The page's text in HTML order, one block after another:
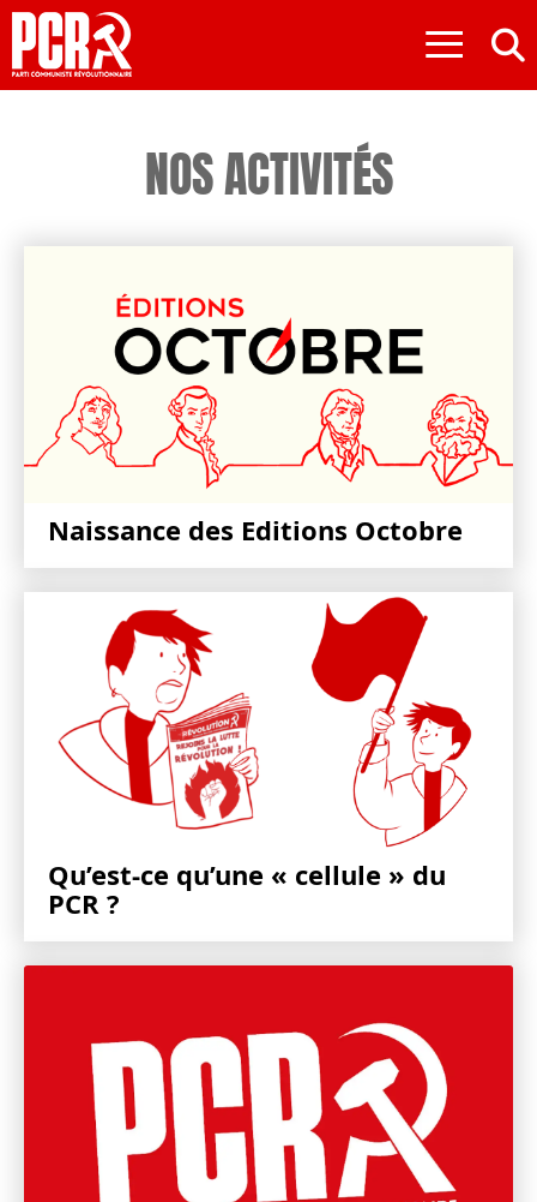
≡
NOS ACTIVITÉS
Naissance des Editions Octobre
Qu’est-ce qu’une « cellule » du
PCR ?